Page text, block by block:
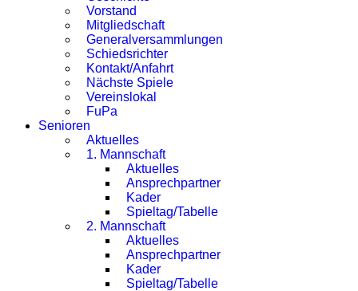
Vorstand
Mitgliedschaft
Generalversammlungen
Schiedsrichter
Kontakt/Anfahrt
Nächste Spiele
Vereinslokal
FuPa
Senioren
Aktuelles
1. Mannschaft
Aktuelles
Ansprechpartner
Kader
Spieltag/Tabelle
2. Mannschaft
Aktuelles
Ansprechpartner
Kader
Spieltag/Tabelle